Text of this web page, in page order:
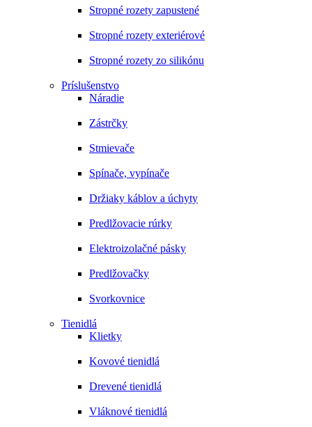
Stropné rozety zapustené
Stropné rozety exteriérové
Stropné rozety zo silikónu
Príslušenstvo
Náradie
Zástrčky
Stmievače
Spínače, vypínače
Držiaky káblov a úchyty
Predlžovacie rúrky
Elektroizolačné pásky
Predlžovačky
Svorkovnice
Tienidlá
Klietky
Kovové tienidlá
Drevené tienidlá
Vláknové tienidlá